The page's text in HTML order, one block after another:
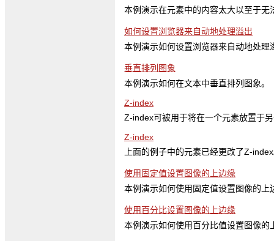
本例演示在元素中的内容太大以至于
如何设置浏览器来自动地处理溢出
本例演示如何设置浏览器来自动地处理
垂直排列图象
本例演示如何在文本中垂直排列图象。
Z-index
Z-index可被用于将在一个元素放置于
Z-index
上面的例子中的元素已经更改了Z-
使用固定值设置图像的上边缘
本例演示如何使用固定值设置图像的上
使用百分比设置图像的上边缘
本例演示如何使用百分比值设置图像的